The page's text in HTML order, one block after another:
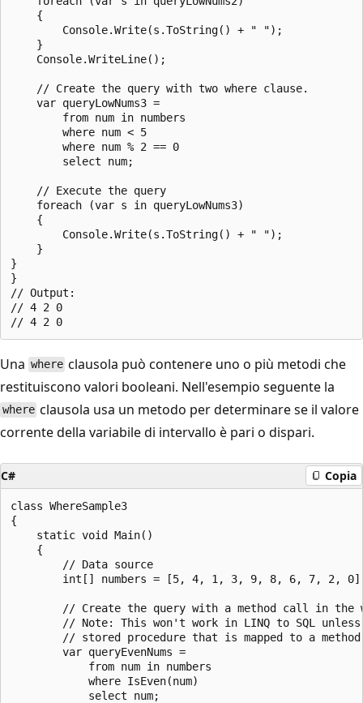
    {
        Console.Write(s.ToString() + " ");
    }
    Console.WriteLine();
    // Create the query with two where clause.
    var queryLowNums3 =
        from num in numbers
        where num < 5
        where num % 2 == 0
        select num;
    // Execute the query
    foreach (var s in queryLowNums3)
    {
        Console.Write(s.ToString() + " ");
    }
}
}
// Output:
// 4 2 0
Una where clausola può contenere uno o più metodi che
restituiscono valori booleani. Nell'esempio seguente la
where clausola usa un metodo per determinare se il valore
corrente della variabile di intervallo è pari o dispari.
C# Copia
class WhereSample3
{
    static void Main()
    {
        // Data source
int[] numbers = [5, 4, 1, 3, 9, 8, 6, 7, 2,
// Create the query with a method call in the
// Note: This won't work in LINQ to SQL
// stored procedure that is mapped to a
        var queryEvenNums =
            from num in numbers
            where IsEven(num)
            select num;